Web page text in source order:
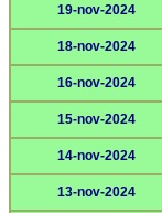
19-nov-2024
18-nov-2024
16-nov-2024
15-nov-2024
14-nov-2024
13-nov-2024